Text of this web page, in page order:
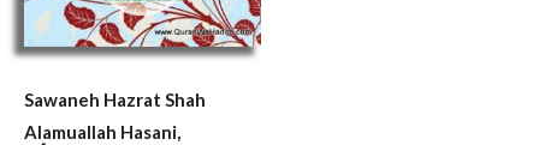
Sawaneh Hazrat Shah
Alamuallah Hasani,